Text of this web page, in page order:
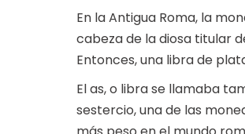
En la Antigua Roma, la
cabeza de la diosa titular
Entonces, una libra de
El as, o libra se llamaba
sestercio, una de las